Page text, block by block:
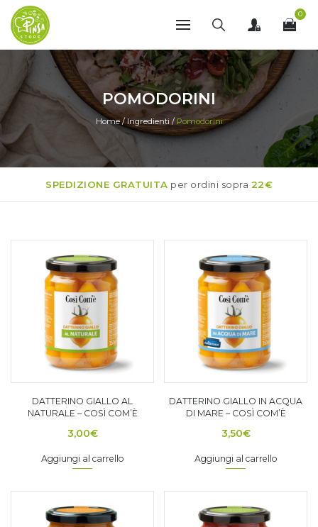
0
POMODORINI
Home/Ingredienti / Pomodorini
SPEDIZIONE GRATUITA per ordini sopra 22€
DATTERINO GIALLO AL
NATURALE – COSÌ COM’È
3,00€
Aggiungi al carrello
DATTERINO GIALLO IN ACQUA
DI MARE – COSÌ COM’È
3,50€
Aggiungi al carrello